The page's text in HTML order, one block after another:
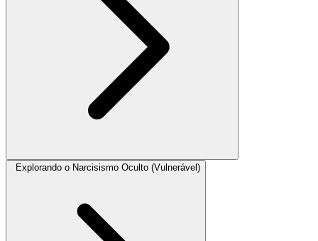
Explorando o Narcisismo Oculto (Vulnerável)